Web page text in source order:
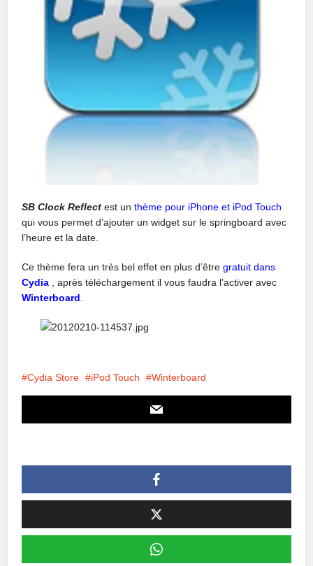
SB Clock Reflect est unthème pour iPhone et iPod Touch
qui vous permet d’ajouter un widget sur le springboard avec
l’heure et la date.
Ce thème fera un très bel effet en plus d’êtregratuit dans
Cydia , après téléchargement il vous faudra l’activer avec
Winterboard.
Cydia Store iPod Touch Winterboard